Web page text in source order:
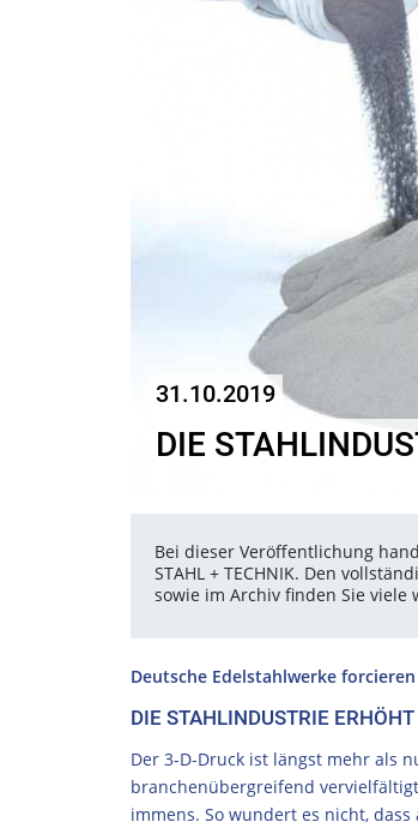
31.10.2019
DIE
Bei dieser Veröffentlichung
STAHL + TECHNIK. Den
sowie im Archiv finden Sie
Deutsche Edelstahlwerke
DIE STAHLINDUSTRIE
Der 3-D-Druck ist längst mehr als
branchenübergreifend
immens. So wundert es nicht,